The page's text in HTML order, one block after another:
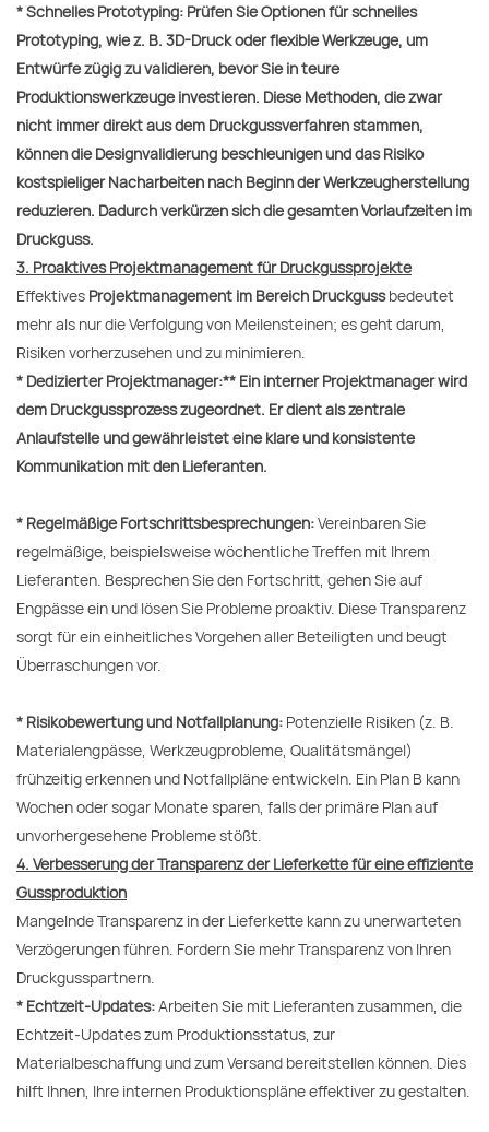
* Schnelles Prototyping: Prüfen Sie Optionen für schnelles
Prototyping, wie z. B. 3D-Druck oder flexible Werkzeuge, um
Entwürfe zügig zu validieren, bevor Sie in teure
Produktionswerkzeuge investieren. Diese Methoden, die zwar
nicht immer direkt aus dem Druckgussverfahren stammen,
können die Designvalidierung beschleunigen und das Risiko
kostspieliger Nacharbeiten nach Beginn der Werkzeugherstellung
reduzieren. Dadurch verkürzen sich die gesamten Vorlaufzeiten im
Druckguss.
3. Proaktives Projektmanagement für Druckgussprojekte
Effektives Projektmanagement im Bereich Druckgussbedeutet
mehr als nur die Verfolgung von Meilensteinen; es geht darum,
Risiken vorherzusehen und zu minimieren.
* Dedizierter Projektmanager:** Ein interner Projektmanager wird
dem Druckgussprozess zugeordnet. Er dient als zentrale
Anlaufstelle und gewährleistet eine klare und konsistente
Kommunikation mit den Lieferanten.
* Regelmäßige Fortschrittsbesprechungen:Vereinbaren Sie
regelmäßige, beispielsweise wöchentliche Treffen mit Ihrem
Lieferanten. Besprechen Sie den Fortschritt, gehen Sie auf
Engpässe ein und lösen Sie Probleme proaktiv. Diese Transparenz
sorgt für ein einheitliches Vorgehen aller Beteiligten und beugt
Überraschungen vor.
* Risikobewertung und Notfallplanung: Potenzielle Risiken (z. B.
Materialengpässe, Werkzeugprobleme, Qualitätsmängel)
frühzeitig erkennen und Notfallpläne entwickeln. Ein Plan B kann
Wochen oder sogar Monate sparen, falls der primäre Plan auf
unvorhergesehene Probleme stößt.
4. Verbesserung der Transparenz der Lieferkette für eine effiziente
Gussproduktion
Mangelnde Transparenz in der Lieferkette kann zu unerwarteten
Verzögerungen führen. Fordern Sie mehr Transparenz von Ihren
Druckgusspartnern.
* Echtzeit-Updates:Arbeiten Sie mit Lieferanten zusammen, die
Echtzeit-Updates zum Produktionsstatus, zur
Materialbeschaffung und zum Versand bereitstellen können. Dies
hilft Ihnen, Ihre internen Produktionspläne effektiver zu gestalten.